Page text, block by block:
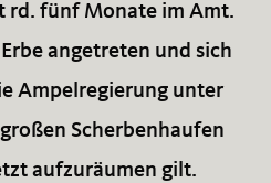
rd. fünf Monate im Amt.
angetreten und sich
Ampelregierung unter
Scherbenhaufen
aufzuräumen gilt.